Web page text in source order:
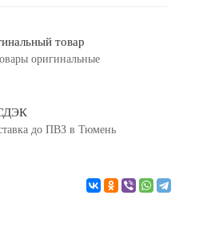
товар
оригинальные
до ПВЗ в Тюмень